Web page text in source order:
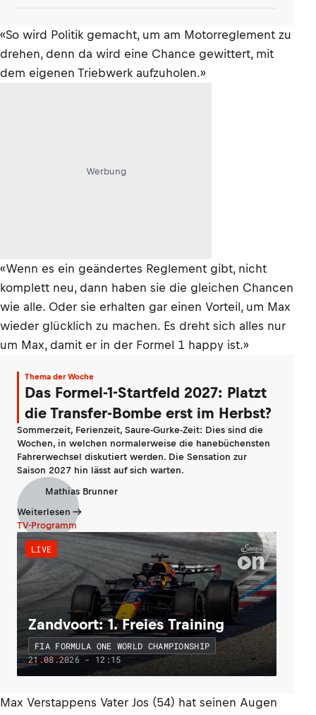
«So wird Politik gemacht, um am Motorreglement zu
drehen, denn da wird eine Chance gewittert, mit
dem eigenen Triebwerk aufzuholen.»
Werbung
«Wenn es ein geändertes Reglement gibt, nicht
komplett neu, dann haben sie die gleichen Chancen
wie alle. Oder sie erhalten gar einen Vorteil, um Max
wieder glücklich zu machen. Es dreht sich alles nur
um Max, damit er in der Formel 1 happy ist.»
Thema der Woche
Das Formel-1-Startfeld 2027: Platzt
die Transfer-Bombe erst im Herbst?
Sommerzeit, Ferienzeit, Saure-Gurke-Zeit: Dies sind die
Wochen, in welchen normalerweise die hanebüchensten
Fahrerwechsel diskutiert werden. Die Sensation zur
Saison 2027 hin lässt auf sich warten.
Mathias Brunner
Weiterlesen
TV-Programm
LIVE
Zandvoort: 1. Freies Training
FIA FORMULA ONE WORLD CHAMPIONSHIP
21.08.2026 - 12:15
Max Verstappens Vater Jos (54) hat seinen Augen